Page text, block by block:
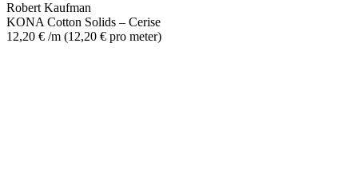
Robert Kaufman
KONA Cotton Solids – Cerise
12,20 € /m (12,20 € pro meter)